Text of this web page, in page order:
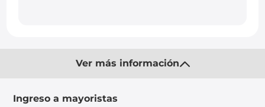
Ver más información
Ingreso a mayoristas